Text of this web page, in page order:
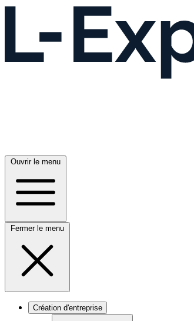
Ouvrir le menu
Fermer le menu
Création d'entreprise